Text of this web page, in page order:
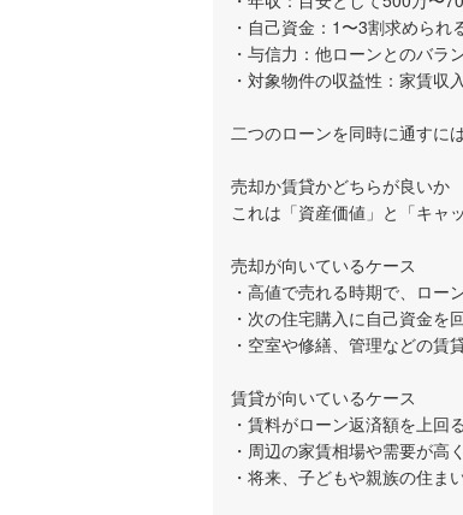
・自己資金：1〜3割求められ
・与信力：他ローンとのバラ
・対象物件の収益性：家賃収
二つのローンを同時に通すに
売却か賃貸かどちらが良いか
これは「資産価値」と「キャ
売却が向いているケース
・高値で売れる時期で、ロー
・次の住宅購入に自己資金を
・空室や修繕、管理などの賃
賃貸が向いているケース
・賃料がローン返済額を上回
・周辺の家賃相場や需要が高
・将来、子どもや親族の住ま